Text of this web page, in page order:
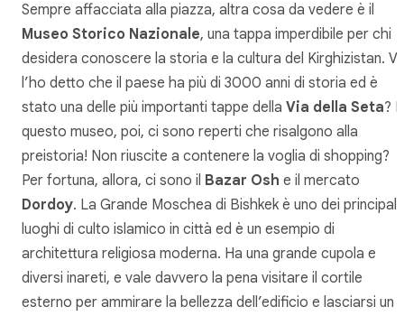
Sempre affacciata alla piazza, altra cosa da vedere è il
Museo Storico Nazionale, una tappa imperdibile per chi
desidera conoscere la storia e la cultura del Kirghizistan. Ve
l’ho detto che il paese ha più di 3000 anni di storia ed è
stato una delle più importanti tappe della Via della Seta?
questo museo, poi, ci sono reperti che risalgono alla
preistoria! Non riuscite a contenere la voglia di shopping?
Per fortuna, allora, ci sono il Bazar Osh e il mercato
Dordoy. La Grande Moschea di Bishkek è uno dei principali
luoghi di culto islamico in città ed è un esempio di
architettura religiosa moderna. Ha una grande cupola e
diversi inareti, e vale davvero la pena visitare il cortile
esterno per ammirare la bellezza dell’edificio e lasciarsi un